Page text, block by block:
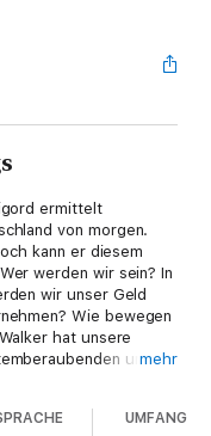
ermittelt
von morgen.
kann er diesem
werden wir sein? In
wir unser Geld
Wie bewegen
hat unsere
undmehr
UMFANG